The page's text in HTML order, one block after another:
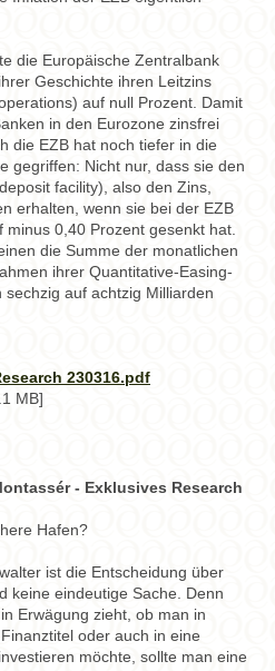
die Europäische Zentralbank
Geschichte ihren Leitzins
auf null Prozent. Damit
in den Eurozone zinsfrei
die EZB hat noch tiefer in die
gegriffen: Nicht nur, dass sie den
facility), also den Zins,
erhalten, wenn sie bei der EZB
minus 0,40 Prozent gesenkt hat.
die Summe der monatlichen
ihrer Quantitative-Easing-
sechzig auf achtzig Milliarden
230316.pdf
MB]
- Exklusives Research
Hafen?
ist die Entscheidung über
keine eindeutige Sache. Denn
Erwägung zieht, ob man in
oder auch in eine
möchte, sollte man eine